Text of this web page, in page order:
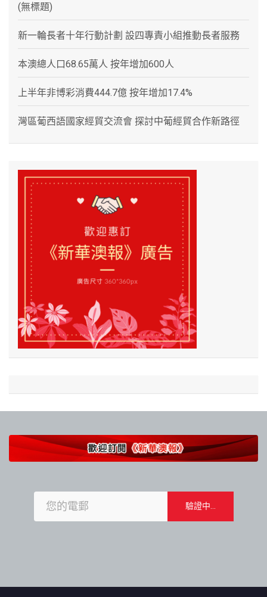
(無標題)
新一輪長者十年行動計劃 設四專責小組推動長者服務
本澳總人口68.65萬人 按年增加600人
上半年非博彩消費444.7億 按年增加17.4%
灣區葡西語國家經貿交流會 探討中葡經貿合作新路徑